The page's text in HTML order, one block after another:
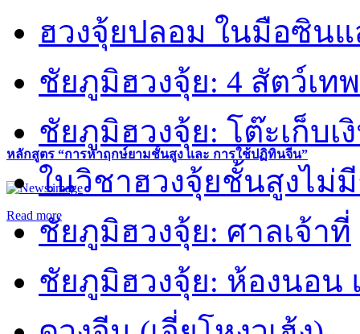
หลักสูตร “การหาฤกษ์ยามชั้นสูง และ การใช้ปฏิทินจีน”
Read more
ฮวงจุ้ยปลอม ในมือซิน
ชัยภูมิฮวงจุ้ย: 4 สัตว์เทพ
ชัยภูมิฮวงจุ้ย: โต๊ะเก็บเ
ในวิชาฮวงจุ้ยชั้นสูงไม่
ชัยภูมิฮวงจุ้ย: ศาลเจ้าที่
ชัยภูมิฮวงจุ้ย: ห้องนอน